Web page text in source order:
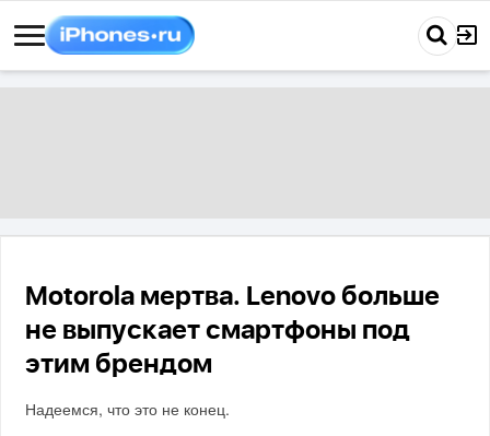
Motorola мертва. Lenovo больше
не выпускает смартфоны под
этим брендом
Надеемся, что это не конец.